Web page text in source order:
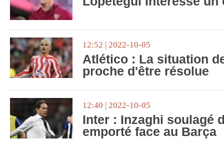
12:52 | 2022-10-05
Atlético : La situation
proche d'être résolue
12:40 | 2022-10-05
Inter : Inzaghi soulagé
emporté face au Barça